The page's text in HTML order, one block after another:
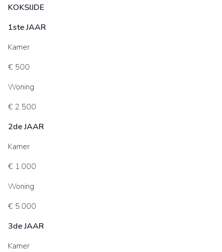
KOKSIJDE
1ste JAAR
Kamer
€ 500
Woning
€ 2.500
2de JAAR
Kamer
€ 1.000
Woning
€ 5.000
3de JAAR
Kamer